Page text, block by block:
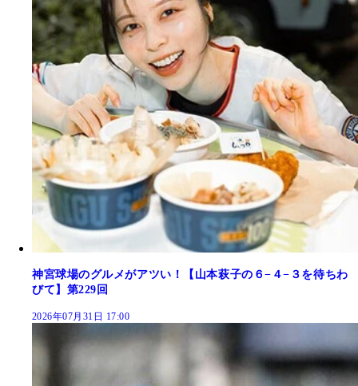
神宮球場のグルメがアツい！【山本萩子の６−４−３を待ちわ
びて】第229回
2026年07月31日 17:00